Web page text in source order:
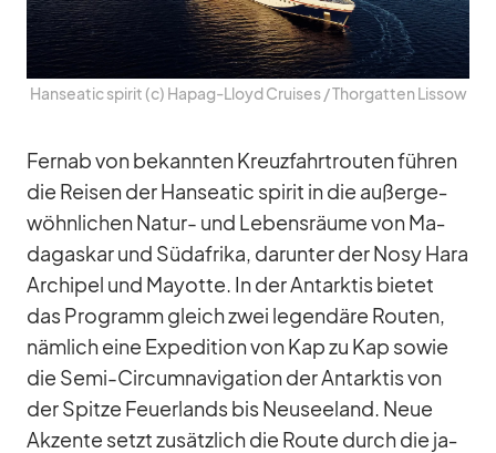
Han­sea­tic spi­rit (c) Ha­pag-Lloyd Crui­ses /​ Thor­gat­ten Lis­sow
Fernab von be­kann­ten Kreuz­fahrt­rou­ten füh­ren
die Rei­sen der Han­sea­tic spi­rit in die au­ßer­ge­
wöhn­li­chen Na­tur- und Le­bens­räume von Ma­
da­gas­kar und Süd­afrika, dar­un­ter der Nosy Hara
Ar­chi­pel und Ma­yotte. In der Ant­ark­tis bie­tet
das Pro­gramm gleich zwei le­gen­däre Rou­ten,
näm­lich eine Ex­pe­di­tion von Kap zu Kap so­wie
die Semi-Cir­cum­na­vi­ga­tion der Ant­ark­tis von
der Spitze Feu­er­lands bis Neu­see­land. Neue
Ak­zente setzt zu­sätz­lich die Route durch die ja­